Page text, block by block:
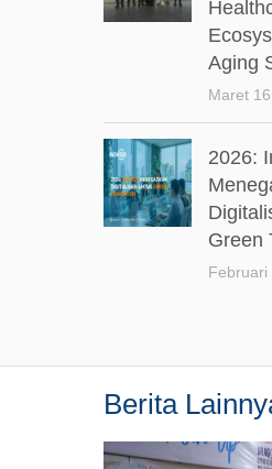
Aging
Maret
2026:
Green
Februari
Berita